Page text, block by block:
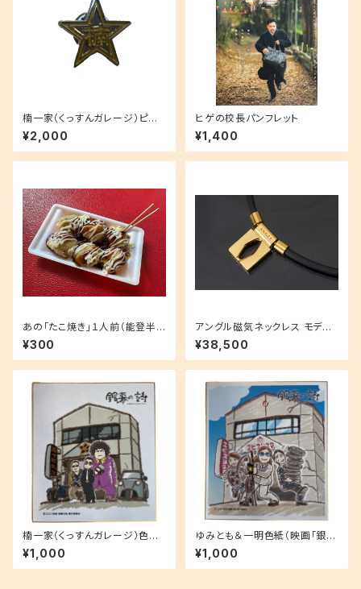
楠一家（くっすんガレージ）ピン
バッチ（映画「銀幕の詩」限定）
¥2,000
ヒゲの校長パンフレット
¥1,400
あの「たこ焼き」１人前（能登半
島炊き出し）
¥300
アングル磁気ネックレス モデル
01ゴールドモデル
¥38,500
楠一家（くっすんガレージ）色紙
（映画「銀幕の詩」限定品)
¥1,000
ゆみとも＆一明色紙（映画「銀幕
の詩」限定品)
¥1,000